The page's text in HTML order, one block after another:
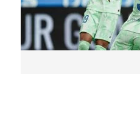
المنتخب السعودي ينافس (64) دولة في أولمبياد الفلك والفيزياء الفلكية الدولي بالهند
كأس العالم للرياضات الإلكترونية: فريق Karmine Corp الفرنسي بطلًا لبطولة Rocket League